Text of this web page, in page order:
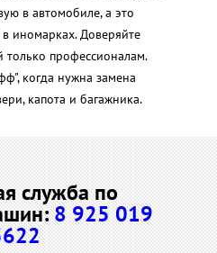
в автомобиле, а это
иномарках. Доверяйте
только профессионалам.
когда нужна замена
капота и багажника.
служба по
8 925 019